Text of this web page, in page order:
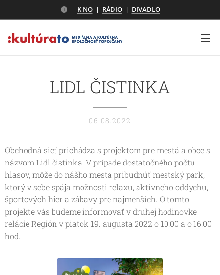
KINO| RÁDIO| DIVADLO
LIDL ČISTINKA
06.08.2022
Obchodná sieť prichádza s projektom pre mestá a obce s
názvom Lidl čistinka. V prípade dostatočného počtu
hlasov, môže do nášho mesta pribudnúť mestský park,
ktorý v sebe spája možnosti relaxu, aktívneho oddychu,
športových hier a zábavy pre najmenších. O tomto
projekte vás budeme informovať v druhej hodinovke
relácie Región v piatok 19. augusta 2022 o 10:00 a o 16:00
hod.